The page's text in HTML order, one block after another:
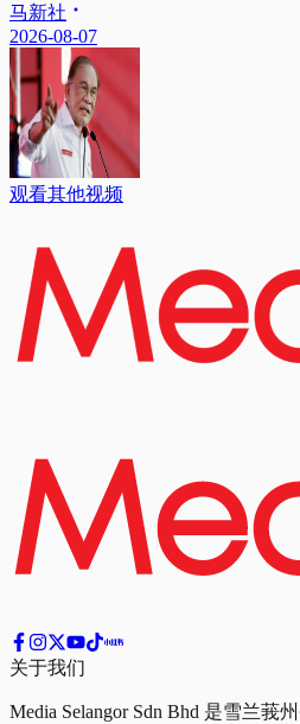
马新社
2026-08-07
观看其他视频
关于我们
Media Selangor Sdn Bhd 是雪兰莪